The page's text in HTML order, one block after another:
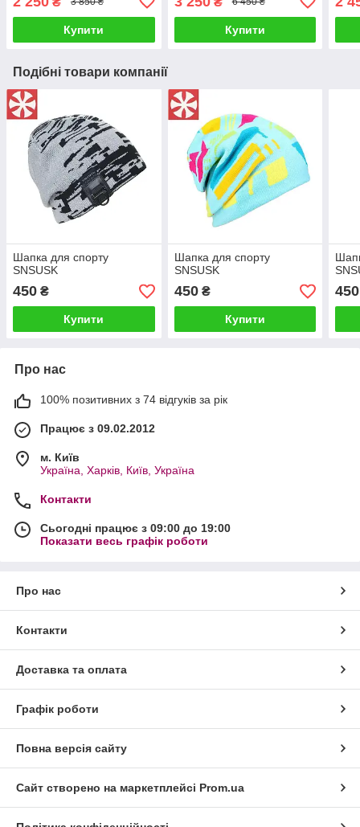
Купити Купити
Подібні товари компанії
Шапка для спорту
SNSUSK
450 ₴
Купити
Шапка для спорту
SNSUSK
450₴
Купити
450
Про нас
100% позитивних з 74 відгуків за рік
Працює з 09.02.2012
м. Київ
Україна, Харків, Київ, Україна
Контакти
Сьогодні працює з 09:00 до 19:00
Показати весь графік роботи
Про нас
Контакти
Доставка та оплата
Графік роботи
Повна версія сайту
Сайт створено на маркетплейсі Prom.ua